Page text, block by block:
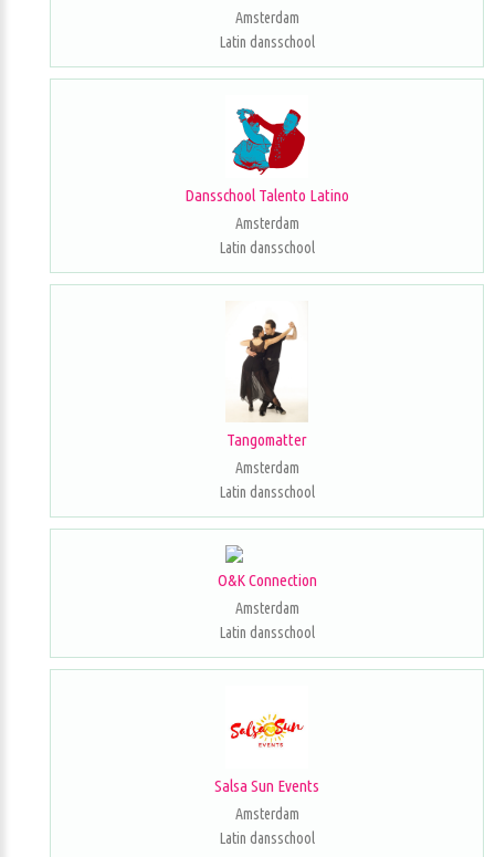
Amsterdam
Latin dansschool
Dansschool Talento Latino
Amsterdam
Latin dansschool
Tangomatter
Amsterdam
Latin dansschool
O&K Connection
Amsterdam
Latin dansschool
Salsa Sun Events
Amsterdam
Latin dansschool